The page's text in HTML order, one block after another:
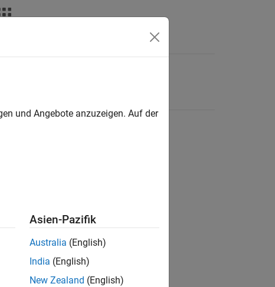
und Angebote anzuzeigen. Auf der
Asien-Pazifik
Australia (English)
India (English)
New Zealand (English)